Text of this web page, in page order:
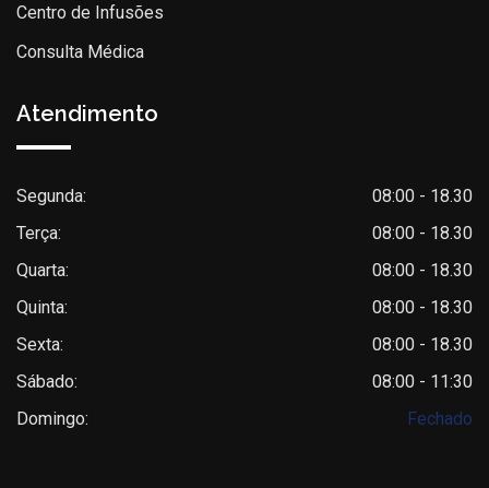
Centro de Infusões
Consulta Médica
Atendimento
Segunda:
08:00 - 18.30
Terça:
08:00 - 18.30
Quarta:
08:00 - 18.30
Quinta:
08:00 - 18.30
Sexta:
08:00 - 18.30
Sábado:
08:00 - 11:30
Domingo:
Fechado